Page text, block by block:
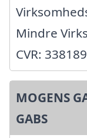
Mindre
CVR:
MOGENS
GABS